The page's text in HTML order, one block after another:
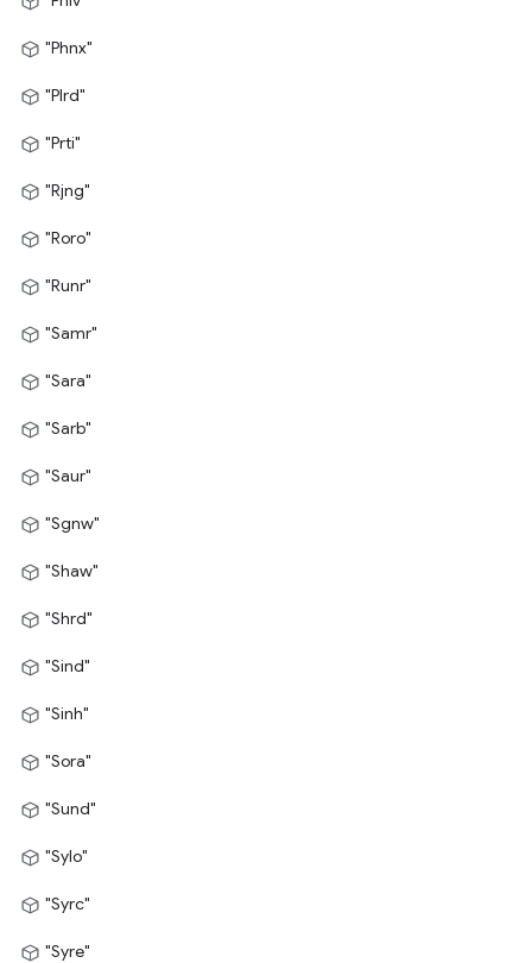
"Phnx"
"Plrd"
"Prti"
"Rjng"
"Roro"
"Runr"
"Samr"
"Sara"
"Sarb"
"Saur"
"Sgnw"
"Shaw"
"Shrd"
"Sind"
"Sinh"
"Sora"
"Sund"
"Sylo"
"Syrc"
"Syre"